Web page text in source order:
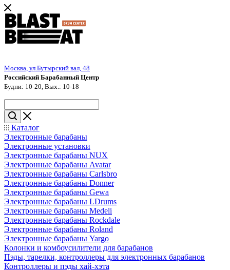
Москва, ул.Бутырский вал, 48
Российский Барабанный Центр
Будни: 10-20, Вых.: 10-18
Каталог
Электронные барабаны
Электронные установки
Электронные барабаны NUX
Электронные барабаны Avatar
Электронные барабаны Carlsbro
Электронные барабаны Donner
Электронные барабаны Gewa
Электронные барабаны LDrums
Электронные барабаны Medeli
Электронные барабаны Rockdale
Электронные барабаны Roland
Электронные барабаны Yargo
Колонки и комбоусилители для барабанов
Пэды, тарелки, контроллеры для электронных барабанов
Контроллеры и пэды хай-хэта